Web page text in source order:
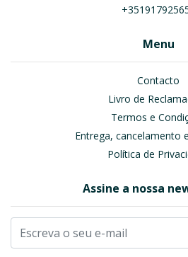
Menu
Contacto
Livro de
Termos e
Entrega, cancelamento
Política de
Assine a nossa